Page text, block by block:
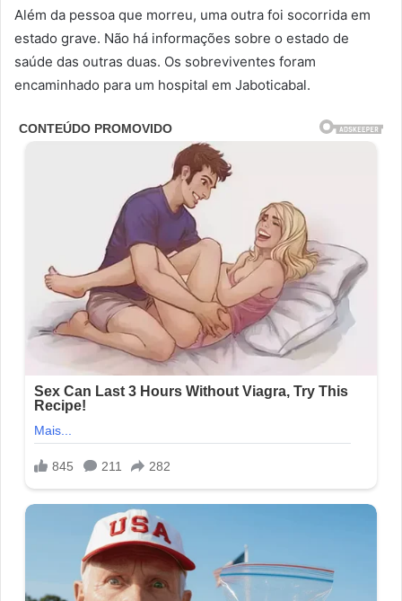
Além da pessoa que morreu, uma outra foi socorrida em
estado grave. Não há informações sobre o estado de
saúde das outras duas. Os sobreviventes foram
encaminhado para um hospital em Jaboticabal.